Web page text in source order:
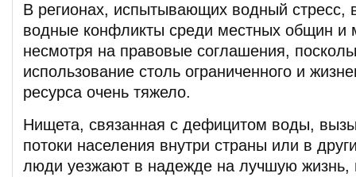
В регионах, испытывающих водный стресс,
водные конфликты среди местных общин и
несмотря на правовые соглашения,
использование столь ограниченного и
ресурса очень тяжело.
Нищета, связанная с дефицитом воды,
потоки населения внутри страны или в
люди уезжают в надежде на лучшую жизнь,